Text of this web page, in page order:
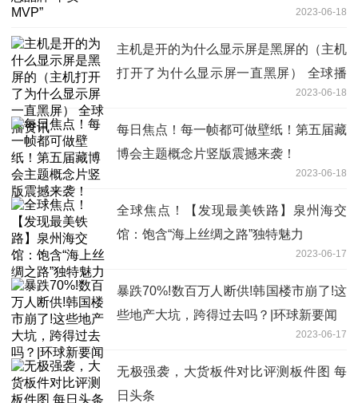
2023-06-18
主机是开的为什么显示屏是黑屏的（主机
打开了为什么显示屏一直黑屏） 全球播
2023-06-18
每日焦点！每一帧都可做壁纸！第五届藏
博会主题概念片竖版震撼来袭！
2023-06-18
全球焦点！【发现最美铁路】泉州海交
馆：饱含“海上丝绸之路”独特魅力
2023-06-17
暴跌70%!数百万人断供!韩国楼市崩了!这
些地产大坑，跨得过去吗？|环球新要闻
2023-06-17
无极强袭，大货板件对比评测板件图 每
日头条